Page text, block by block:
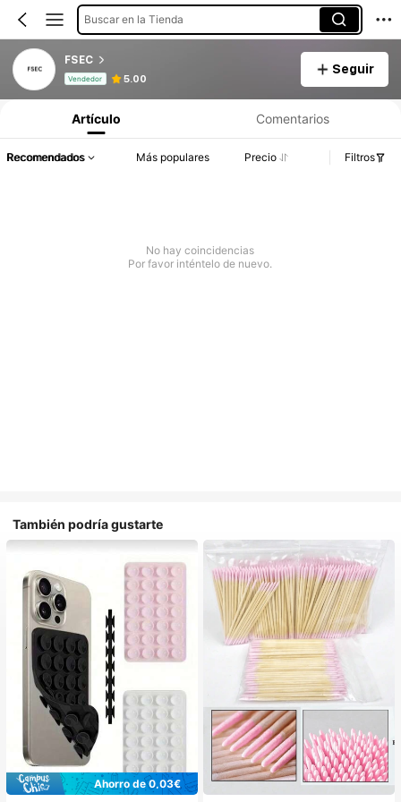
Buscar en la Tienda
FSEC
Vendedor 5.00
Seguir
Artículo Comentarios
Recomendados Más populares Precio Filtros
No hay coincidencias
Por favor inténtelo de nuevo.
También podría gustarte
Ahorro de 0,03€